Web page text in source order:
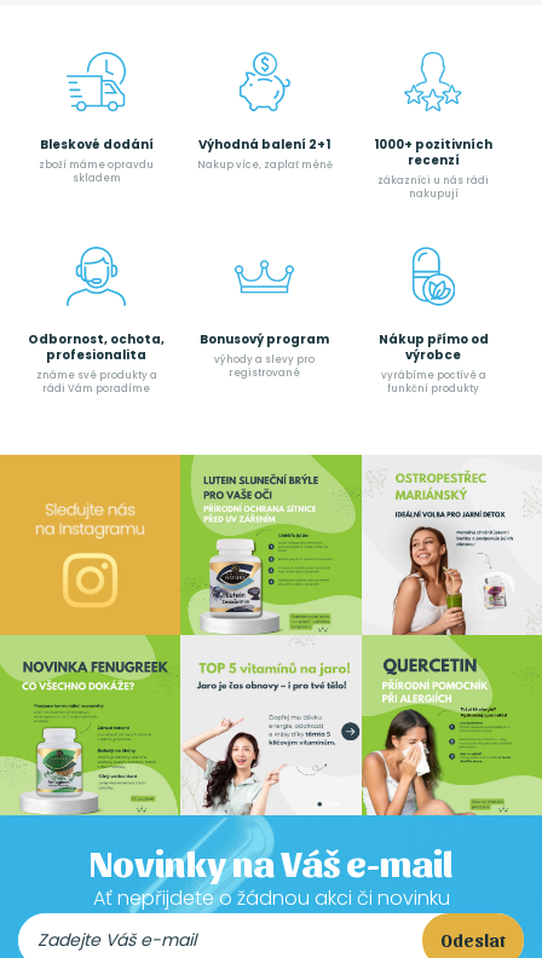
Bleskové dodání
zboží máme opravdu
skladem
Výhodná balení 2+1
Nakup více, zaplať méně
1000+ pozitivních
recenzí
zákazníci u nás rádi
nakupují
Odbornost, ochota,
profesionalita
známe své produkty a
rádi Vám poradíme
Bonusový program
výhody a slevy pro
registrované
Nákup přímo od
výrobce
vyrábíme poctívé a
funkční produkty
Novinky na Váš e-mail
Ať nepřijdete o žádnou akci či novinku
Odeslat